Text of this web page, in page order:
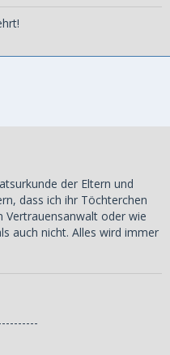
der Eltern und
dass ich ihr Töchterchen
Vertrauensanwalt oder wie
auch nicht. Alles wird immer